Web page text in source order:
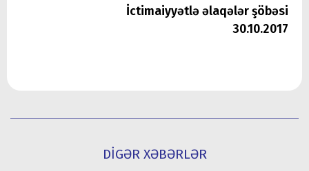
İctimaiyyətlə əlaqələr şöbəsi
30.10.2017
DİGƏR XƏBƏRLƏR